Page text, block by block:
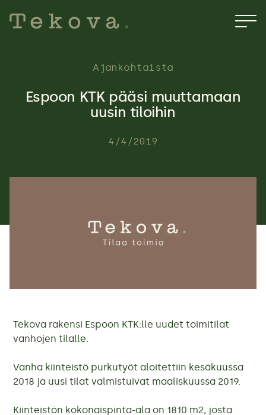
Ajankohtaista
Espoon KTK pääsi muuttamaan
uusin tiloihin
4/4/2019
Tekova rakensi Espoon KTK:lle uudet toimitilat
vanhojen tilalle.
Vanha kiinteistö purkutyöt aloitettiin kesäkuussa
2018 ja uusi tilat valmistuivat maaliskuussa 2019.
Kiinteistön kokonaispinta-ala on 1810 m2, josta